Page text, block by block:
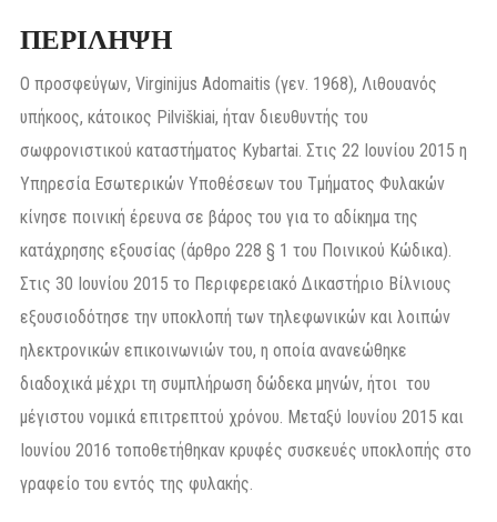
ΠΕΡΙΛΗΨΗ
Ο προσφεύγων, Virginijus Adomaitis (γεν. 1968), Λιθουανός
υπήκοος, κάτοικος Pilviškiai, ήταν διευθυντής του
σωφρονιστικού καταστήματος Kybartai. Στις 22 Ιουνίου 2015 η
Υπηρεσία Εσωτερικών Υποθέσεων του Τμήματος Φυλακών
κίνησε ποινική έρευνα σε βάρος του για το αδίκημα της
κατάχρησης εξουσίας (άρθρο 228 § 1 του Ποινικού Κώδικα).
Στις 30 Ιουνίου 2015 το Περιφερειακό Δικαστήριο Βίλνιους
εξουσιοδότησε την υποκλοπή των τηλεφωνικών και λοιπών
ηλεκτρονικών επικοινωνιών του, η οποία ανανεώθηκε
διαδοχικά μέχρι τη συμπλήρωση δώδεκα μηνών, ήτοι του
μέγιστου νομικά επιτρεπτού χρόνου. Μεταξύ Ιουνίου 2015 και
Ιουνίου 2016 τοποθετήθηκαν κρυφές συσκευές υποκλοπής στο
γραφείο του εντός της φυλακής.